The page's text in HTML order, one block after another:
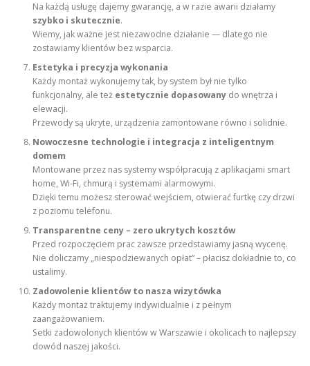
Na każdą usługę dajemy gwarancję, a w razie awarii działamy
szybko i skutecznie.
Wiemy, jak ważne jest niezawodne działanie — dlatego nie
zostawiamy klientów bez wsparcia.
Estetyka i precyzja wykonania
Każdy montaż wykonujemy tak, by system był nie tylko
funkcjonalny, ale też estetycznie dopasowany do wnętrza i
elewacji.
Przewody są ukryte, urządzenia zamontowane równo i solidnie.
Nowoczesne technologie i integracja z inteligentnym
domem
Montowane przez nas systemy współpracują z aplikacjami smart
home, Wi-Fi, chmurą i systemami alarmowymi.
Dzięki temu możesz sterować wejściem, otwierać furtkę czy drzwi
z poziomu telefonu.
Transparentne ceny – zero ukrytych kosztów
Przed rozpoczęciem prac zawsze przedstawiamy jasną wycenę.
Nie doliczamy „niespodziewanych opłat” – płacisz dokładnie to, co
ustalimy.
Zadowolenie klientów to nasza wizytówka
Każdy montaż traktujemy indywidualnie i z pełnym
zaangażowaniem.
Setki zadowolonych klientów w Warszawie i okolicach to najlepszy
dowód naszej jakości.